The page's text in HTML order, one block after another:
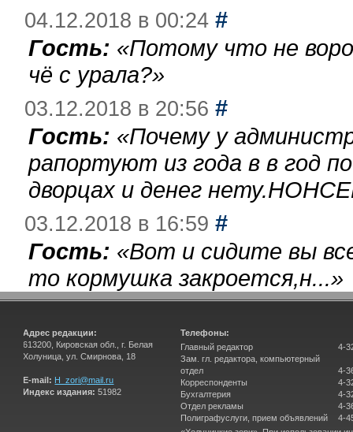
04.12.2018 в 00:24 #
Гость: «Потому что не
чё с урала?»
03.12.2018 в 20:56 #
Гость: «Почему у
рапортуют из года в в год
дворцах и денег
03.12.2018 в 16:59 #
Гость: «Вот и сидите вы
то кормушка закроется,н...»
Адрес редакции:
613200, Кировская обл., г. Белая
Холуница, ул. Смирнова, 18
E-mail: H_zori@mail.ru
Индекс издания: 51982
Телефоны:
Главный редактор
Зам. гл. редактора, компьютерный
отдел
Корреспонденты
Бухгалтерия
Отдел рекламы
Полиграфуслуги, прием объявлений
4-
4-
4-
4-
4-
4-